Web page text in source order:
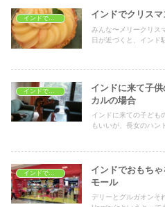
インドでクリス
みんな〜メリークリス
日が近づくと、インド
インドで子育て
インドに来て子
カルの場合
インドに来ての子ども
もいいが、長女のハン
インドで子育て
インドでおもち
モール
デリーとグルガオンそ